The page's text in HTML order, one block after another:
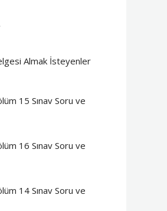
Almak İsteyenler
15 Sınav Soru ve
16 Sınav Soru ve
14 Sınav Soru ve